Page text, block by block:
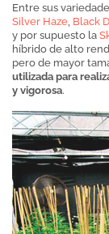
Entre sus
Silver Haze Black
y por supuesto la
híbrido de alto
pero de mayor
utilizada para
y vigorosa.